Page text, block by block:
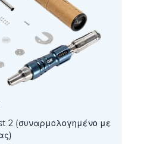
2 (συναρμολογημένο με